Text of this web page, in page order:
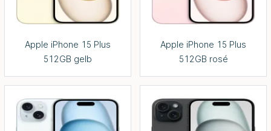
Apple iPhone 15 Plus
512GB gelb
Apple iPhone 15 Plus
512GB rosé